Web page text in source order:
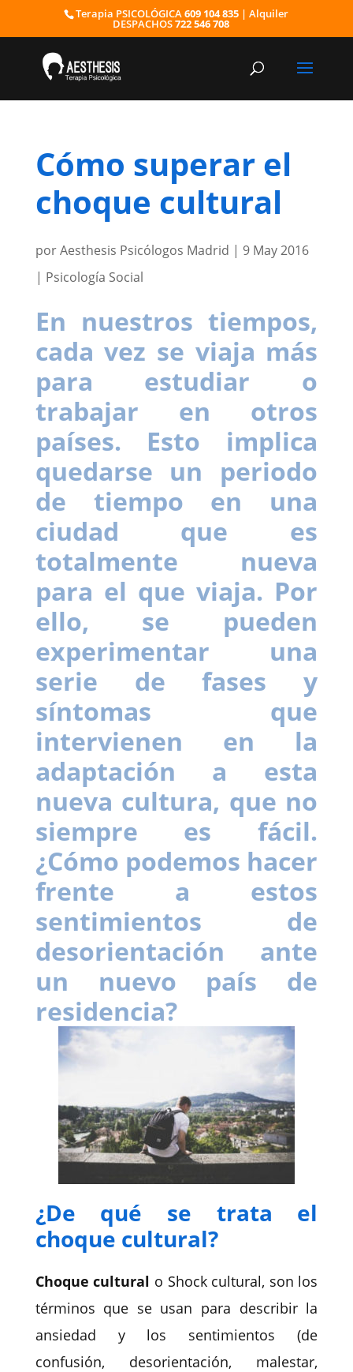
Terapia PSICOLÓGICA609 104 835 | Alquiler
DESPACHOS722 546 708
Cómo superar el
choque cultural
porAesthesis Psicólogos Madrid | 9 May 2016
| Psicología Social
En nuestros tiempos,
cada vez se viaja más
para estudiar o
trabajar en otros
países. Esto implica
quedarse un periodo
de tiempo en una
ciudad que es
totalmente nueva
para el que viaja. Por
ello, se pueden
experimentar una
serie de fases y
síntomas que
intervienen en la
adaptación a esta
nueva cultura, que no
siempre es fácil.
¿Cómo podemos hacer
frente a estos
sentimientos de
desorientación ante
un nuevo país de
residencia?
¿De qué se trata el
choque cultural?
Choque cultural o Shock cultural, son los
términos que se usan para describir la
ansiedad y los sentimientos (de
confusión, desorientación, malestar,